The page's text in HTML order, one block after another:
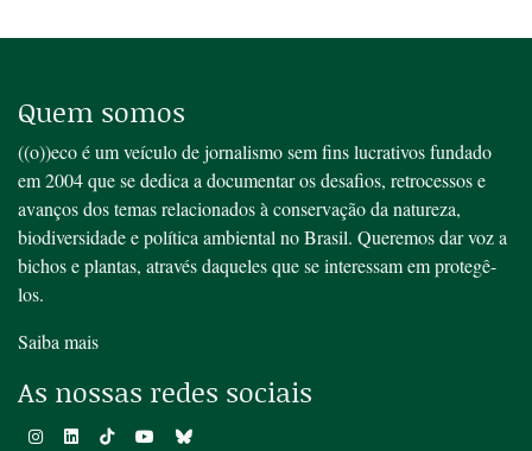
Quem somos
((o))eco é um veículo de jornalismo sem fins lucrativos fundado
em 2004 que se dedica a documentar os desafios, retrocessos e
avanços dos temas relacionados à conservação da natureza,
biodiversidade e política ambiental no Brasil. Queremos dar voz a
bichos e plantas, através daqueles que se interessam em protegê-
los.
Saiba mais
As nossas redes sociais